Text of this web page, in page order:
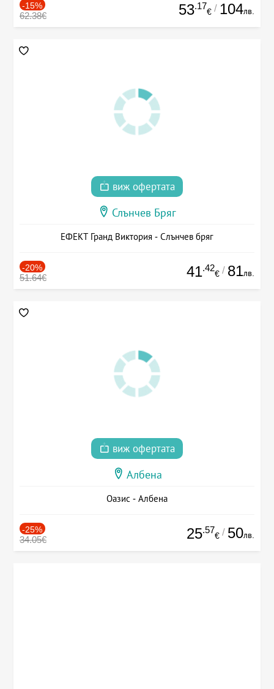
-15%
62.38€ 53.17
€ / 104лв.
виж офертата
Слънчев Бряг
ЕФЕКТ Гранд Виктория - Слънчев бряг
-20%
51.64€ 41.42
€ / 81лв.
виж офертата
Албена
Оазис - Албена
-25%
34.05€ 25.57
€ / 50лв.